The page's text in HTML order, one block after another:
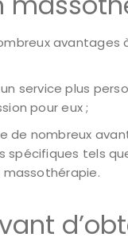
avantages
plus
pour eux ;
de nombreux
tels
massothérapie.